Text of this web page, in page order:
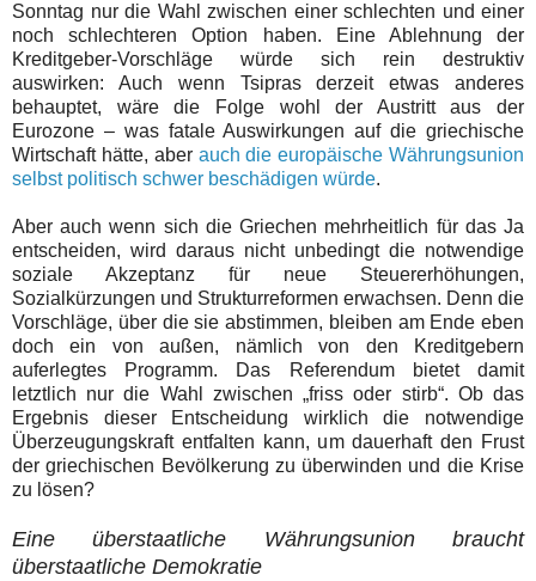
Sonntag nur die Wahl zwischen einer schlechten und einer
noch schlechteren Option haben. Eine Ablehnung der
Kreditgeber-Vorschläge würde sich rein destruktiv
auswirken: Auch wenn Tsipras derzeit etwas anderes
behauptet, wäre die Folge wohl der Austritt aus der
Eurozone – was fatale Auswirkungen auf die griechische
Wirtschaft hätte, aber auch die europäische Währungsunion
selbst politisch schwer beschädigen würde.
Aber auch wenn sich die Griechen mehrheitlich für das Ja
entscheiden, wird daraus nicht unbedingt die notwendige
soziale Akzeptanz für neue Steuererhöhungen,
Sozialkürzungen und Strukturreformen erwachsen. Denn die
Vorschläge, über die sie abstimmen, bleiben am Ende eben
doch ein von außen, nämlich von den Kreditgebern
auferlegtes Programm. Das Referendum bietet damit
letztlich nur die Wahl zwischen „friss oder stirb“. Ob das
Ergebnis dieser Entscheidung wirklich die notwendige
Überzeugungskraft entfalten kann, um dauerhaft den Frust
der griechischen Bevölkerung zu überwinden und die Krise
zu lösen?
Eine überstaatliche Währungsunion braucht
überstaatliche Demokratie